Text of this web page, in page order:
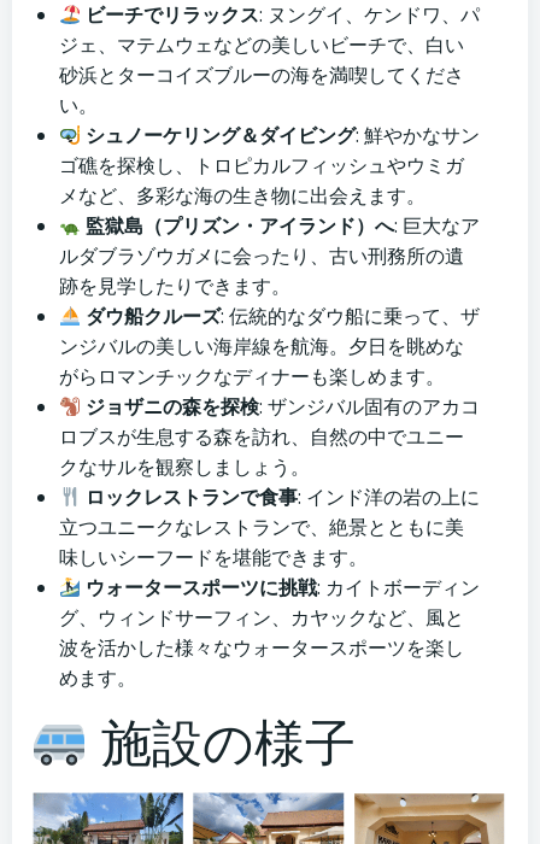
ビーチでリラックス: ヌングイ、ケンドワ、パ
ジェ、マテムウェなどの美しいビーチで、白い
砂浜とターコイズブルーの海を満喫してくださ
い。
シュノーケリング＆ダイビング: 鮮やかなサン
ゴ礁を探検し、トロピカルフィッシュやウミガ
メなど、多彩な海の生き物に出会えます。
監獄島（プリズン・アイランド）へ: 巨大なア
ルダブラゾウガメに会ったり、古い刑務所の遺
跡を見学したりできます。
ダウ船クルーズ: 伝統的なダウ船に乗って、ザ
ンジバルの美しい海岸線を航海。夕日を眺めな
がらロマンチックなディナーも楽しめます。
ジョザニの森を探検: ザンジバル固有のアカコ
ロブスが生息する森を訪れ、自然の中でユニー
クなサルを観察しましょう。
ロックレストランで食事: インド洋の岩の上に
立つユニークなレストランで、絶景とともに美
味しいシーフードを堪能できます。
ウォータースポーツに挑戦: カイトボーディン
グ、ウィンドサーフィン、カヤックなど、風と
波を活かした様々なウォータースポーツを楽し
めます。
施設の様子